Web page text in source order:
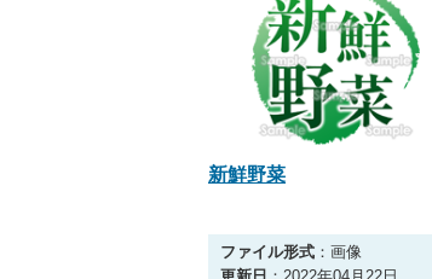
新鮮野菜
ファイル形式 ：画像